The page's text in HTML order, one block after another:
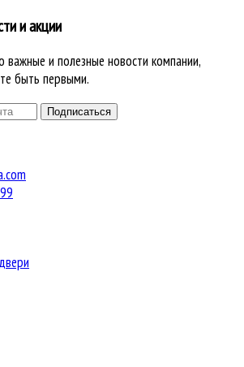
и акции
важные и полезные новости компании,
быть первыми.